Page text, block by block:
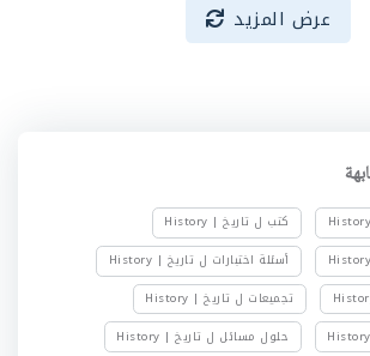
عرض المزيد
كتب ل تاريخ | History
أسئلة اختبارات ل تاريخ | History
تجميعات ل تاريخ | History
حلول مسائل ل تاريخ | History